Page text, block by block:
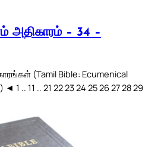
அதிகாரம் – 34 –
(Tamil Bible: Ecumenical
1 .. 11 .. 21 22 23 24 25 26 27 28 29